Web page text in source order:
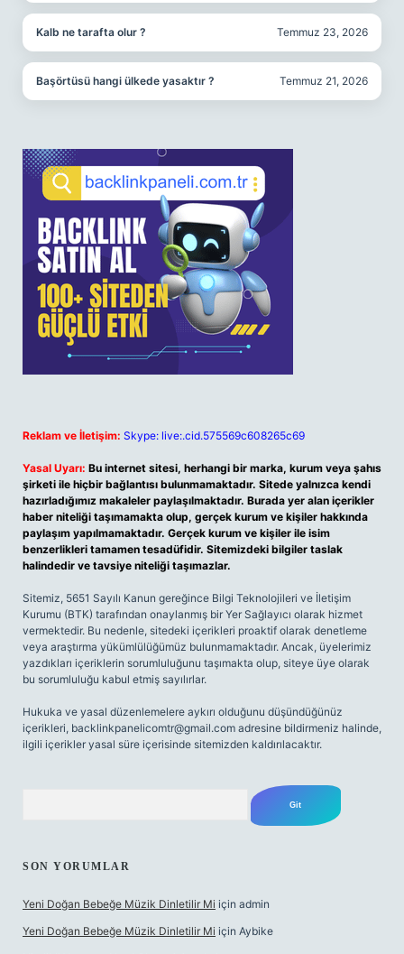
Kalb ne tarafta olur ? Temmuz 23, 2026
Başörtüsü hangi ülkede yasaktır ? Temmuz 21, 2026
Reklam ve İletişim: Skype: live:.cid.575569c608265c69
Yasal Uyarı: Bu internet sitesi, herhangi bir marka, kurum veya şahıs
şirketi ile hiçbir bağlantısı bulunmamaktadır. Sitede yalnızca kendi
hazırladığımız makaleler paylaşılmaktadır. Burada yer alan içerikler
haber niteliği taşımamakta olup, gerçek kurum ve kişiler hakkında
paylaşım yapılmamaktadır. Gerçek kurum ve kişiler ile isim
benzerlikleri tamamen tesadüfidir. Sitemizdeki bilgiler taslak
halindedir ve tavsiye niteliği taşımazlar.
Sitemiz, 5651 Sayılı Kanun gereğince Bilgi Teknolojileri ve İletişim
Kurumu (BTK) tarafından onaylanmış bir Yer Sağlayıcı olarak hizmet
vermektedir. Bu nedenle, sitedeki içerikleri proaktif olarak denetleme
veya araştırma yükümlülüğümüz bulunmamaktadır. Ancak, üyelerimiz
yazdıkları içeriklerin sorumluluğunu taşımakta olup, siteye üye olarak
bu sorumluluğu kabul etmiş sayılırlar.
Hukuka ve yasal düzenlemelere aykırı olduğunu düşündüğünüz
içerikleri, backlinkpanelicomtr@gmail.com adresine bildirmeniz halinde,
ilgili içerikler yasal süre içerisinde sitemizden kaldırılacaktır.
SON YORUMLAR
Yeni Doğan Bebeğe Müzik Dinletilir Mi için admin
Yeni Doğan Bebeğe Müzik Dinletilir Mi için Aybike